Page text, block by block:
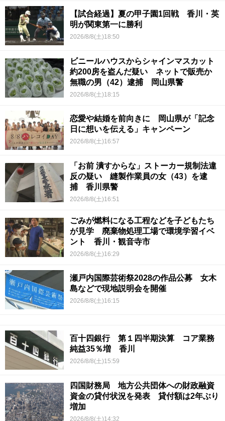
【試合経過】夏の甲子園1回戦 香川・英
明が関東第一に勝利
2026/8/8(土)18:50
ビニールハウスからシャインマスカット
約200房を盗んだ疑い ネットで販売か
無職の男（42）逮捕 岡山県警
2026/8/8(土)18:15
恋愛や結婚を前向きに 岡山県が「記念
日に想いを伝える」キャンペーン
2026/8/8(土)16:57
「お前 潰すからな」ストーカー規制法違
反の疑い 縫製作業員の女（43）を逮
捕 香川県警
2026/8/8(土)16:51
ごみが燃料になる工程などを子どもたち
が見学 廃棄物処理工場で環境学習イベ
ント 香川・観音寺市
2026/8/8(土)16:29
瀬戸内国際芸術祭2028の作品公募 女木
島などで現地説明会を開催
2026/8/8(土)16:15
百十四銀行 第１四半期決算 コア業務
純益35％増 香川
2026/8/8(土)15:59
四国財務局 地方公共団体への財政融資
資金の貸付状況を発表 貸付額は2年ぶり
増加
2026/8/8(土)14:32